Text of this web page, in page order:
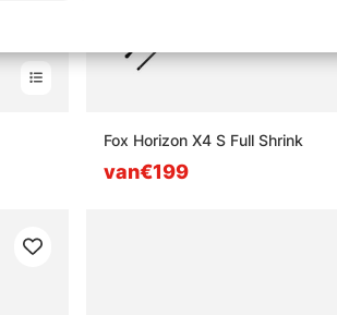
Fox Horizon X4 S Full Shrink
van€199